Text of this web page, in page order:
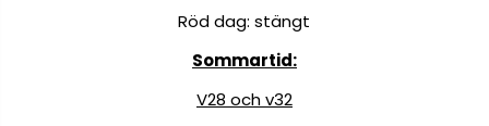
Röd dag: stängt
Sommartid:
V28 och v32